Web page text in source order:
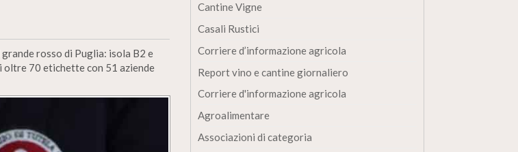
rosso di Puglia: isola B2 e
oltre 70 etichette con 51 aziende
Cantine Vigne
Casali Rustici
Corriere d’informazione agricola
Report vino e cantine giornaliero
Corriere d'informazione agricola
Agroalimentare
Associazioni di categoria